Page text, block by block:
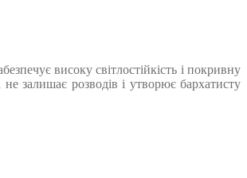
високу світлостійкість і покривну
залишає розводів і утворює бархатисту